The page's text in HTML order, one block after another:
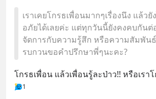
เราเคยโกรธเพื่อนมากๆเรื่องนึง แล้ว
อภัยได้เลยค่ะ แต่ทุกวันนี้ยังคงคบกันต่
จัดการกับความรู้สึก หรือความสัมพัน
รบกวนขอคำปรึกษาพี่ๆนะคะ?
โกรธเพื่อน แล้วเพื่อนรู้ละป่าว!! หรือเรา
1